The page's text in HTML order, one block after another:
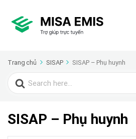
Trang chủ SISAP SISAP – Phụ huynh
Search
for:
SISAP – Phụ huynh